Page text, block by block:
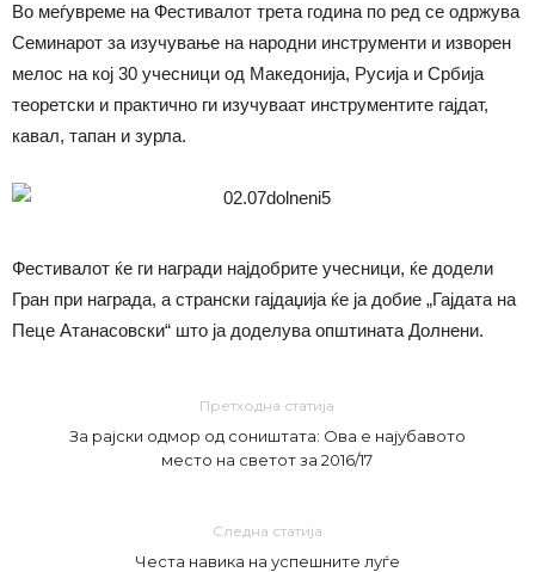
Во меѓувреме на Фестивалот трета година по ред се одржува
Семинарот за изучување на народни инструменти и изворен
мелос на кој 30 учесници од Македонија, Русија и Србија
теоретски и практично ги изучуваат инструментите гајдат,
кавал, тапан и зурла.
Фестивалот ќе ги награди најдобрите учесници, ќе додели
Гран при награда, а странски гајдаџија ќе ја добие „Гајдата на
Пеце Атанасовски“ што ја доделува општината Долнени.
Претходна статија
За рајски одмор од соништата: Ова е најубавото
место на светот за 2016/17
Следна статија
Честа навика на успешните луѓе